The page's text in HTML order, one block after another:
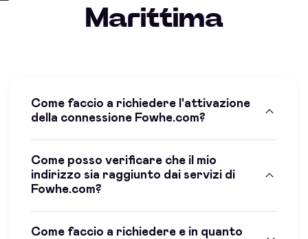
Marittima
Come faccio a richiedere l'attivazione
della connessione Fowhe.com?
Come posso verificare che il mio
indirizzo sia raggiunto dai servizi di
Fowhe.com?
Come faccio a richiedere e in quanto